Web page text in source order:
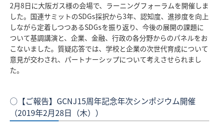
2月8日に大阪ガス様の会場で、ラーニングフォーラムを開催しま
した。国連サミットのSDGs採択から3年、認知度、進捗度を向上
しながら定着しつつあるSDGsを振り返り、今後の展開の課題に
ついて基調講演と、企業、金融、行政の各分野からのパネルをお
こないました。質疑応答では、学校と企業の次世代育成について
意見が交わされ、パートナーシップについて考えさせられまし
た。
○【ご報告】GCNJ15周年記念年次シンポジウム開催
（2019年2月28日（木））